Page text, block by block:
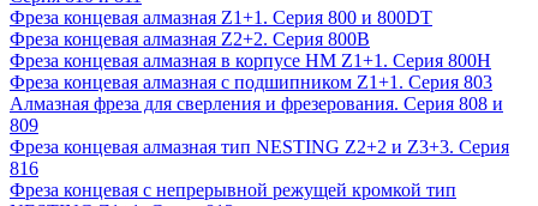
Фреза концевая алмазная Z1+1. Серия 800 и 800DT
Фреза концевая алмазная Z2+2. Серия 800B
Фреза концевая алмазная в корпусе НМ Z1+1. Серия 800H
Фреза концевая алмазная с подшипником Z1+1. Серия 803
Алмазная фреза для сверления и фрезерования. Серия 808 и
809
Фреза концевая алмазная тип NESTING Z2+2 и Z3+3. Серия
816
Фреза концевая с непрерывной режущей кромкой тип